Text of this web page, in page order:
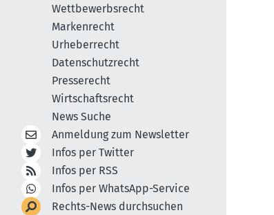
Wettbewerbsrecht
Markenrecht
Urheberrecht
Datenschutzrecht
Presserecht
Wirtschaftsrecht
News Suche
Anmeldung zum Newsletter
Infos per Twitter
Infos per RSS
Infos per WhatsApp-Service
Rechts-News durchsuchen